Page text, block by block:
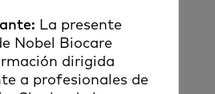
La presente
Nobel Biocare
dirigida
a profesionales de
para una alta
y excelencia estética
Nobel Biocare N1™
y diseñado para
4